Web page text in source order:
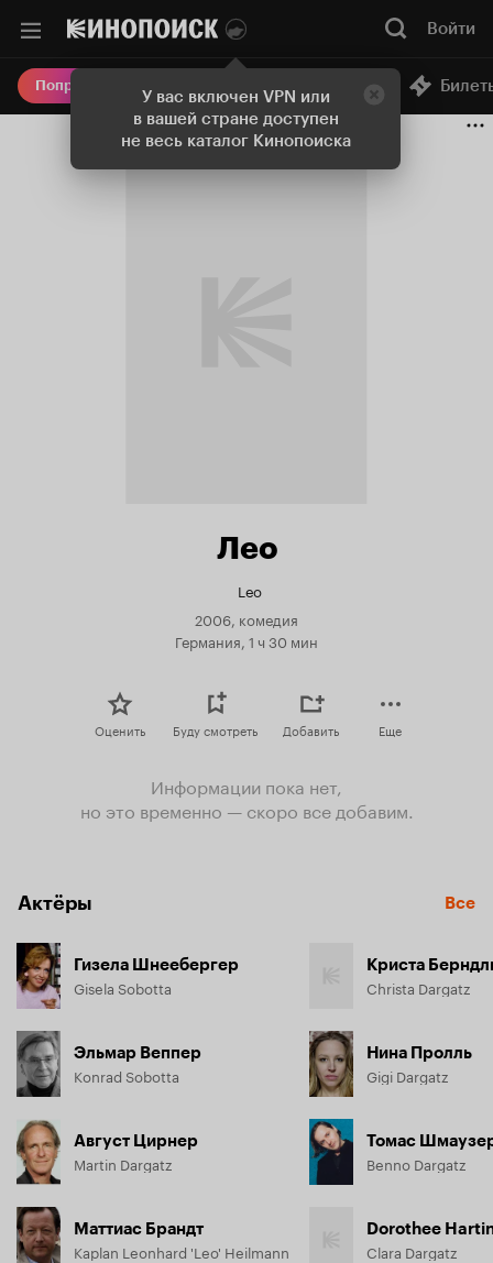
У вас включен VPN или
в вашей стране доступен
не весь каталог Кинопоиска
Войти
Попробовать Плюс Онлайн-кинотеатр
Лео
Leo
2006, комедия
Германия, 1 ч 30 мин
Оценить Буду смотреть Добавить Еще
Информации пока нет,
но это временно — скоро все добавим.
Актёры Все
Гизела Шнеебергер
Gisela Sobotta
Эльмар Веппер
Konrad Sobotta
Август Цирнер
Martin Dargatz
Маттиас Брандт
Kaplan Leonhard 'Leo' Heilmann
Криста
Christa Dargatz
Нина Пролль
Gigi Dargatz
Томас
Benno Dargatz
Dorothee
Clara Dargatz